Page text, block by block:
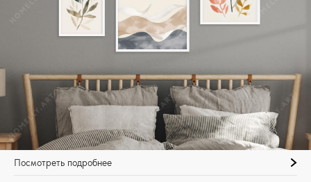
Посмотреть подробнее